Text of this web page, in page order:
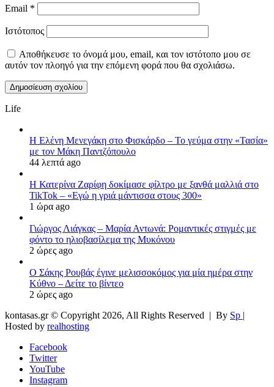
Email *
Ιστότοπος
Αποθήκευσε το όνομά μου, email, και τον ιστότοπο μου σε
αυτόν τον πλοηγό για την επόμενη φορά που θα σχολιάσω.
Life
Η Ελένη Μενεγάκη στο Φισκάρδο – Το γεύμα στην «Τασία»
με τον Μάκη Παντζόπουλο
44 λεπτά ago
Η Κατερίνα Ζαρίφη δοκίμασε φίλτρο με ξανθά μαλλιά στο
TikTok – «Εγώ η γριά μάντισσα στους 300»
1 ώρα ago
Γιώργος Λιάγκας – Μαρία Αντωνά: Ρομαντικές στιγμές με
φόντο το ηλιοβασίλεμα της Μυκόνου
2 ώρες ago
Ο Σάκης Ρουβάς έγινε μελισσοκόμος για μία ημέρα στην
Κύθνο – Δείτε το βίντεο
2 ώρες ago
kontasas.gr © Copyright 2026, All Rights Reserved | By Sp |
Hosted by realhosting
Facebook
Twitter
YouTube
Instagram